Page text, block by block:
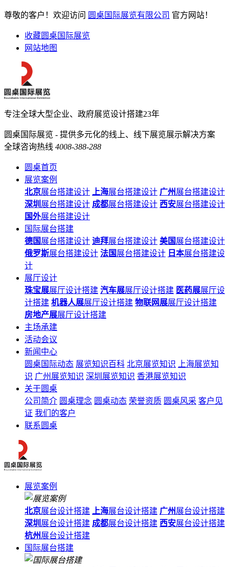
尊敬的客户！欢迎访问 圆桌国际展览有限公司 官方网站！
收藏圆桌国际展览
网站地图
专注全球大型企业、政府展览设计搭建23年
圆桌国际展览 - 提供多元化的线上、线下展览展示解决方案
全球咨询热线 4008-388-288
圆桌首页
展览案例
北京展台搭建设计 上海展台搭建设计 广州展台搭建设计
深圳 展台搭建设计 成都展台搭建设计 西安展台搭建设计
国外展台搭建设计
国际展台搭建
德国 展台搭建设计 迪拜展台搭建设计 美国 展台搭建设计
俄罗斯展台搭建设计 法国 展台搭建设计 日本展台搭建设
计
展厅设计
珠宝展展厅设计搭建 汽车展展厅设计搭建 医药展展厅设
计搭建 机器人展展厅设计搭建 物联网展展厅设计搭建
房地产展展厅设计搭建
主场承建
活动会议
新闻中心
圆桌国际动态 展览知识百科 北京展览知识
上海展览知
识 广州展览知识 深圳展览知识 香港展览知识
关于圆桌
公司简介 圆桌理念 圆桌动态 荣誉资质 圆桌风采 客户见
证 我们的客户
联系圆桌
展览案例
北京展台设计搭建 上海展台设计搭建 广州展台设计搭建
深圳 展台设计搭建 成都展台设计搭建 西安展台设计搭建
杭州展台设计搭建
国际展台搭建